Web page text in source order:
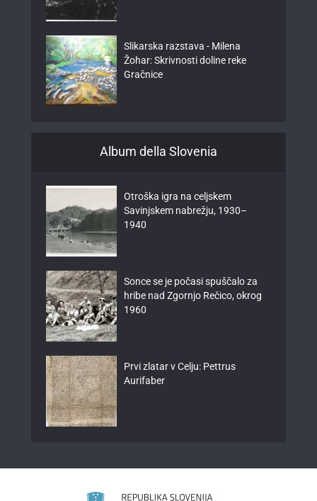
Slikarska razstava - Milena
Žohar: Skrivnosti doline reke
Gračnice
Album della Slovenia
Otroška igra na celjskem
Savinjskem nabrežju, 1930–
1940
Sonce se je počasi spuščalo za
hribe nad Zgornjo Rečico, okrog
1960
Prvi zlatar v Celju: Pettrus
Aurifaber